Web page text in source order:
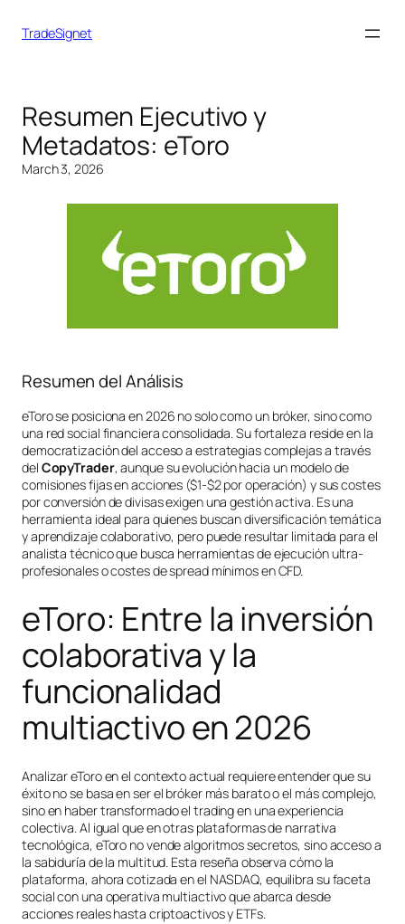
TradeSignet
Resumen Ejecutivo y
Metadatos: eToro
March 3, 2026
Resumen del Análisis
eToro se posiciona en 2026 no solo como un bróker, sino como
una red social financiera consolidada. Su fortaleza reside en la
democratización del acceso a estrategias complejas a través
del CopyTrader, aunque su evolución hacia un modelo de
comisiones fijas en acciones ($1-$2 por operación) y sus costes
por conversión de divisas exigen una gestión activa. Es una
herramienta ideal para quienes buscan diversificación temática
y aprendizaje colaborativo, pero puede resultar limitada para el
analista técnico que busca herramientas de ejecución ultra-
profesionales o costes de spread mínimos en CFD.
eToro: Entre la inversión
colaborativa y la
funcionalidad
multiactivo en 2026
Analizar eToro en el contexto actual requiere entender que su
éxito no se basa en ser el bróker más barato o el más complejo,
sino en haber transformado el trading en una experiencia
colectiva. Al igual que en otras plataformas de narrativa
tecnológica, eToro no vende algoritmos secretos, sino acceso a
la sabiduría de la multitud. Esta reseña observa cómo la
plataforma, ahora cotizada en el NASDAQ, equilibra su faceta
social con una operativa multiactivo que abarca desde
acciones reales hasta criptoactivos y ETFs.